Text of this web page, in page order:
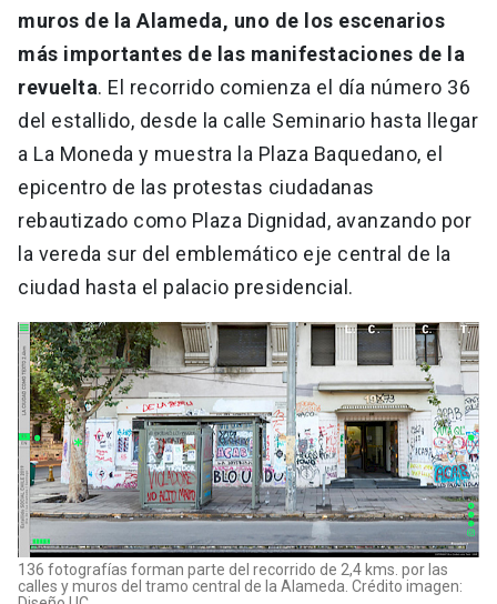
muros de la Alameda, uno de los escenarios
más importantes de las manifestaciones de la
revuelta. El recorrido comienza el día número 36
del estallido, desde la calle Seminario hasta llegar
a La Moneda y muestra la Plaza Baquedano, el
epicentro de las protestas ciudadanas
rebautizado como Plaza Dignidad, avanzando por
la vereda sur del emblemático eje central de la
ciudad hasta el palacio presidencial.
136 fotografías forman parte del recorrido de 2,4 kms. por las
calles y muros del tramo central de la Alameda. Crédito imagen: